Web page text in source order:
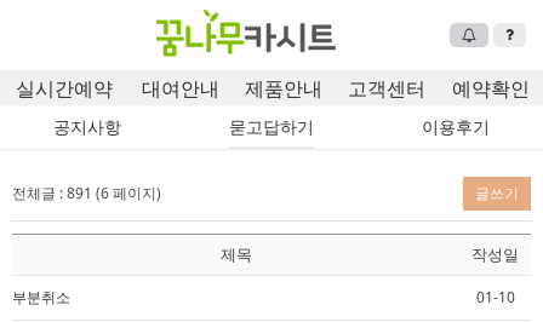
실시간예약 대여안내 제품안내 고객센터 예약확인
공지사항 묻고답하기 이용후기
전체글 : 891 (6 페이지) 글쓰기
제목 작성일
부분취소 01-10